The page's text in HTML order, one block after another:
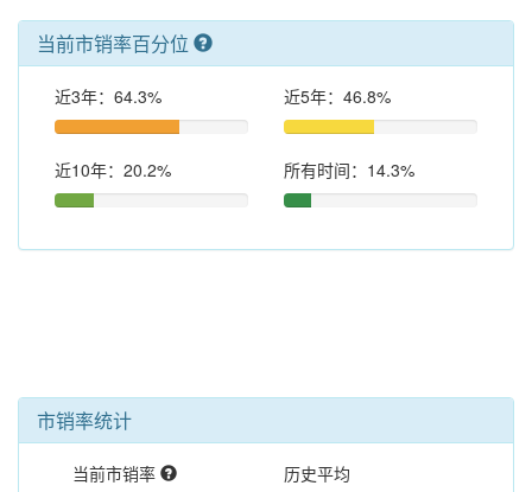
当前市销率百分位
近3年：64.3% 近5年：46.8%
近10年：20.2% 所有时间：14.3%
市销率统计
当前市销率 历史平均